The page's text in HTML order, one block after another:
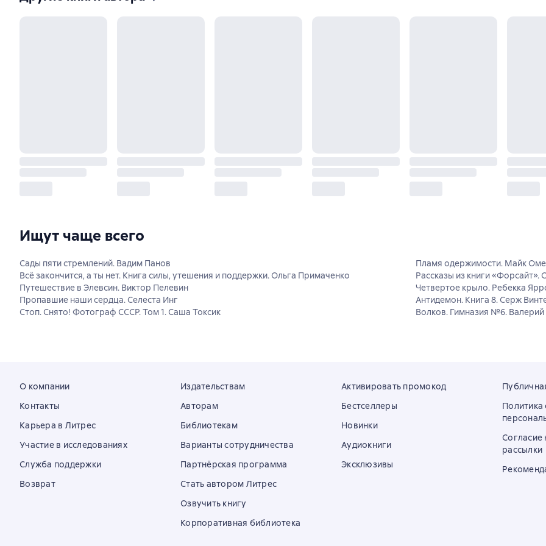
Ищут чаще всего
Сады пяти стремлений. Вадим Панов
Всё закончится, а ты нет. Книга силы, утешения и поддержки. Ольга Примаченко
Путешествие в Элевсин. Виктор Пелевин
Пропавшие наши сердца. Селеста Инг
Стоп. Снято! Фотограф СССР. Том 1. Саша Токсик
Пламя одержимости. Майк
Рассказы из книги «Форсайт».
Четвертое крыло. Ребекка
Антидемон. Книга 8. Серж
Волков. Гимназия №6.
О компании
Контакты
Карьера в Литрес
Участие в исследованиях
Служба поддержки
Возврат
Издательствам
Авторам
Библиотекам
Варианты сотрудничества
Партнёрская программа
Стать автором Литрес
Озвучить книгу
Корпоративная библиотека
Активировать промокод
Бестселлеры
Новинки
Аудиокниги
Эксклюзивы
Согласие
рассылки